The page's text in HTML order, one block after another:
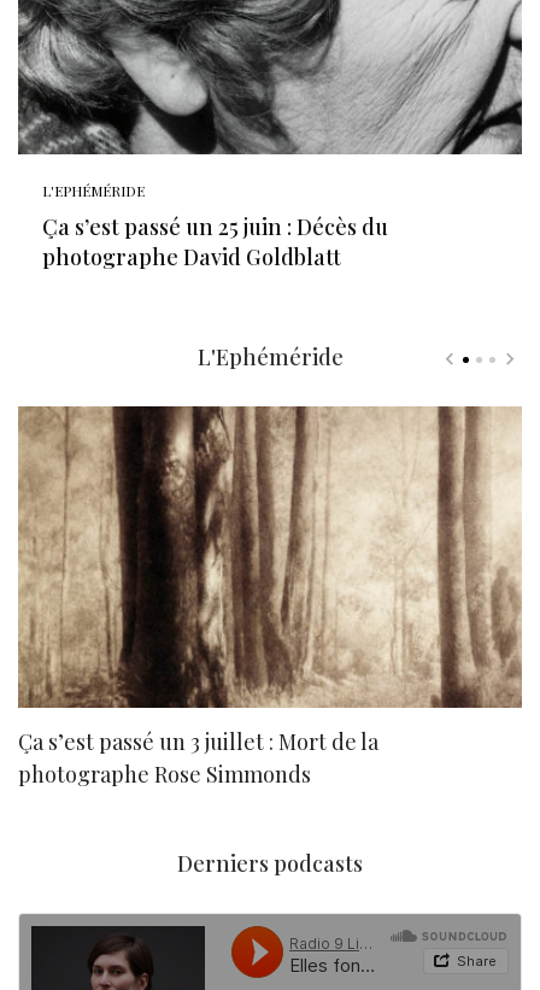
L'EPHÉMÉRIDE
Ça s’est passé un 25 juin : Décès du
photographe David Goldblatt
L'Ephéméride
Ça s’est passé un 3 juillet : Mort de la
photographe Rose Simmonds
Derniers podcasts